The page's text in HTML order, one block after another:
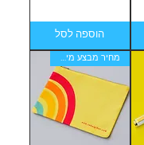
הוספה לסל
מחיר מבצע מיוחד!